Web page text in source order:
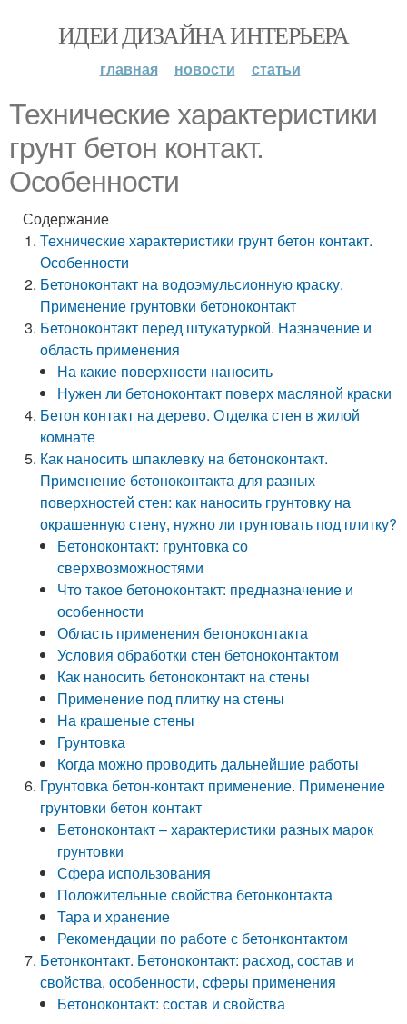
ИДЕИ ДИЗАЙНА ИНТЕРЬЕРА
главная новости статьи
Технические характеристики
грунт бетон контакт.
Особенности
Содержание
Технические характеристики грунт бетон контакт.
Особенности
Бетоноконтакт на водоэмульсионную краску.
Применение грунтовки бетоноконтакт
Бетоноконтакт перед штукатуркой. Назначение и
область применения
На какие поверхности наносить
Нужен ли бетоноконтакт поверх масляной краски
Бетон контакт на дерево. Отделка стен в жилой
комнате
Как наносить шпаклевку на бетоноконтакт.
Применение бетоноконтакта для разных
поверхностей стен: как наносить грунтовку на
окрашенную стену, нужно ли грунтовать под плитку?
Бетоноконтакт: грунтовка со
сверхвозможностями
Что такое бетоноконтакт: предназначение и
особенности
Область применения бетоноконтакта
Условия обработки стен бетоноконтактом
Как наносить бетоноконтакт на стены
Применение под плитку на стены
На крашеные стены
Грунтовка
Когда можно проводить дальнейшие работы
Грунтовка бетон-контакт применение. Применение
грунтовки бетон контакт
Бетоноконтакт – характеристики разных марок
грунтовки
Сфера использования
Положительные свойства бетонконтакта
Тара и хранение
Рекомендации по работе с бетонконтактом
Бетонконтакт. Бетоноконтакт: расход, состав и
свойства, особенности, сферы применения
Бетоноконтакт: состав и свойства